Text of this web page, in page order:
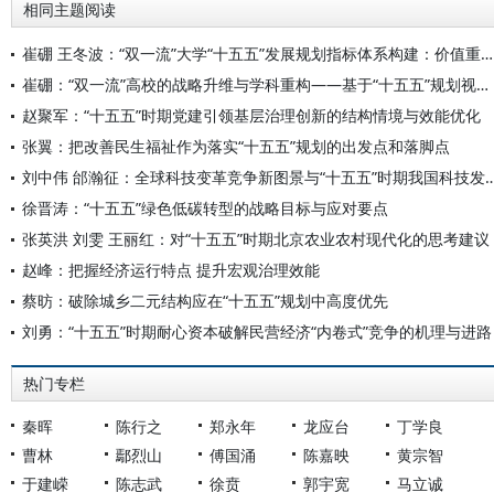
相同主题阅读
崔硼 王冬波：“双一流”大学“十五五”发展规划指标体系构建：价值重构与实践路径
崔硼：“双一流”高校的战略升维与学科重构——基于“十五五”规划视角的系统性思考
赵聚军：“十五五”时期党建引领基层治理创新的结构情境与效能优化
张翼：把改善民生福祉作为落实“十五五”规划的出发点和落脚点
刘中伟 邰瀚征：全球科技变革
徐晋涛：“十五五”绿色低碳转型的战略目标与应对要点
张英洪 刘雯 王丽红：对“十五五”时期北京农业农村现代化的思考建议
赵峰：把握经济运行特点 提升宏观治理效能
蔡昉：破除城乡二元结构应在“十五五”规划中高度优先
刘勇：“十五五”时期耐心资本破解民营经济“内卷式”竞争的机理与进路
热门专栏
秦晖 陈行之 郑永年 龙应台
丁学良
曹林
鄢烈山 傅国涌 陈嘉映
黄宗智
于建嵘
陈志武 徐贲 郭宇宽 马立诚